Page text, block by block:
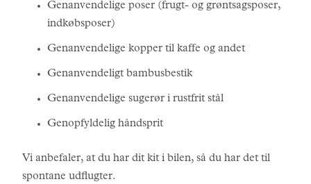
Genanvendelige poser (frugt- og grøntsagsposer,
indkøbsposer)
Genanvendelige kopper til kaffe og andet
Genanvendeligt bambusbestik
Genanvendelige sugerør i rustfrit stål
Genopfyldelig håndsprit
Vi anbefaler, at du har dit kit i bilen, så du har det til
spontane udflugter.